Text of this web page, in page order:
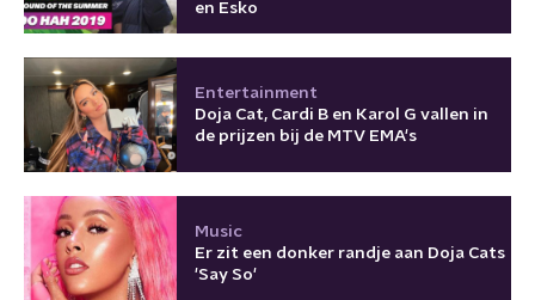
en Esko
Entertainment
Doja Cat, Cardi B en Karol G vallen in
de prijzen bij de MTV EMA's
Music
Er zit een donker randje aan Doja Cats
'Say So'